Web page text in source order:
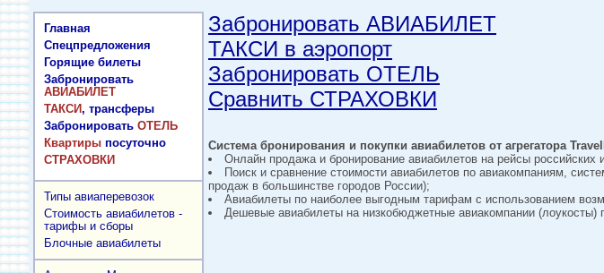
Главная
Спецпредложения
Горящие билеты
Забронировать
АВИАБИЛЕТ
ТАКСИ, трансферы
Забронировать ОТЕЛЬ
Квартиры посуточно
СТРАХОВКИ
Типы авиаперевозок
Стоимость авиабилетов -
тарифы и сборы
Блочные авиабилеты
Забронировать АВИАБИЛЕТ
ТАКСИ в аэропорт
Забронировать ОТЕЛЬ
Сравнить СТРАХОВКИ
Система бронирования и покупки авиабилетов от агрегатора
Онлайн продажа и бронирование авиабилетов на рейсы
Поиск и сравнение стоимости авиабилетов по авиакомпаниям,
продаж в большинстве городов России);
Авиабилеты по наиболее выгодным тарифам с использованием
Дешевые авиабилеты на низкобюджетные авиакомпании (лоукосты)